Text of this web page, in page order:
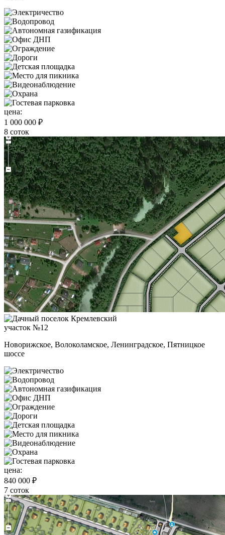
цена:
1 000 000 ₽
8 соток
участок №12
Новорижское, Волоколамское, Ленинградское, Пятницкое
шоссе
цена:
840 000 ₽
7 соток